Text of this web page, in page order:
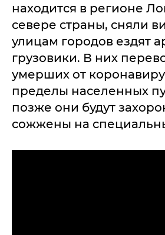
находится в регионе
севере страны, сняли
улицам городов ездят
грузовики. В них
умерших от
пределы населенных
позже они будут
сожжены на